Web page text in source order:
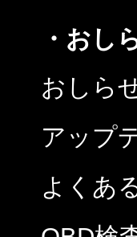
・おし
おしら
アップ
よくあ